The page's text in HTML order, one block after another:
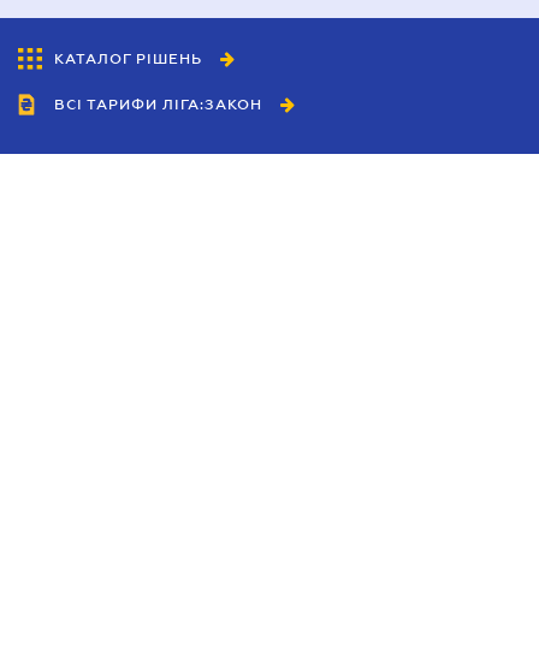
КАТАЛОГ РІШЕНЬ
ВСІ ТАРИФИ ЛІГА:ЗАКОН